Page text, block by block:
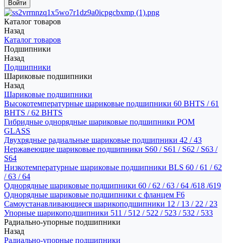
Каталог товаров
Назад
Каталог товаров
Подшипники
Назад
Подшипники
Шариковые подшипники
Назад
Шариковые подшипники
Высокотемпературные шариковые подшипники 60 BHTS / 61
BHTS / 62 BHTS
Гибридные однорядные шариковые подшипники POM
GLASS
Двухрядные радиальные шариковые подшипники 42 / 43
Нержавеющие шариковые подшипники S60 / S61 / S62 / S63 /
S64
Низкотемпературные шариковые подшипники BLS 60 / 61 / 62
/ 63 / 64
Однорядные шариковые подшипники 60 / 62 / 63 / 64 /618 /619
Однорядные шариковые подшипники с фланцем F6
Самоустанавливающиеся шарикоподшипники 12 / 13 / 22 / 23
Упорные шарикоподшипники 511 / 512 / 522 / 523 / 532 / 533
Радиально-упорные подшипники
Назад
Радиально-упорные подшипники